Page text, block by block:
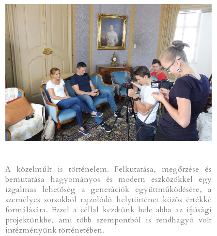
A közelmúlt is történelem. Felkutatása, megőrzése és
bemutatása hagyományos és modern eszközökkel egy
izgalmas lehetőség a generációk együttműködésére, a
személyes sorsokból rajzolódó helytörténet közös értékké
formálására. Ezzel a céllal kezdtünk bele abba az ifjúsági
projektünkbe, ami több szempontból is rendhagyó volt
intézményünk történetében.